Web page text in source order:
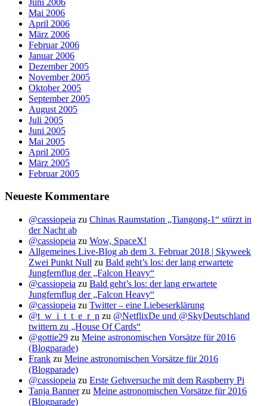
Mai 2006
April 2006
März 2006
Februar 2006
Januar 2006
Dezember 2005
November 2005
Oktober 2005
September 2005
August 2005
Juli 2005
Juni 2005
Mai 2005
April 2005
März 2005
Februar 2005
Neueste Kommentare
@cassiopeia zu Chinas Raumstation „Tiangong-1“ stürzt in
der Nacht ab
@cassiopeia zu Wow, SpaceX!
Allgemeines Live-Blog ab dem 3. Februar 2018 | Skyweek
Zwei Punkt Null zu Bald geht’s los: der lang erwartete
Jungfernflug der „Falcon Heavy“
@cassiopeia zu Bald geht’s los: der lang erwartete
Jungfernflug der „Falcon Heavy“
@cassiopeia zu Twitter – eine Liebeserklärung
@t_w_i_t_t_e_r_n zu @NetflixDe und @SkyDeutschland
twittern zu „House Of Cards“
@gottie29 zu Meine astronomischen Vorsätze für 2016
(Blogparade)
Frank zu Meine astronomischen Vorsätze für 2016
(Blogparade)
@cassiopeia zu Erste Gehversuche mit dem Raspberry Pi
Tanja Bannerzu Meine astronomischen Vorsätze für 2016
(Blogparade)